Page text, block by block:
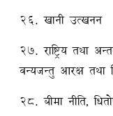
२६. खानी उत्खनन
२७. राष्ट्रिय तथा
वन्यजन्तु आरक्ष तथा
२८. बीमा नीति,